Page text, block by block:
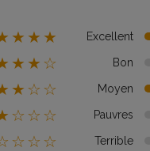
Excellent
Bon
Moyen
Pauvres
Terrible